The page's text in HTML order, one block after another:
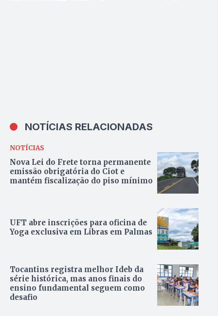
NOTÍCIAS RELACIONADAS
NOTÍCIAS
Nova Lei do Frete torna permanente
emissão obrigatória do Ciot e
mantém fiscalização do piso mínimo
UFT abre inscrições para oficina de
Yoga exclusiva em Libras em Palmas
Tocantins registra melhor Ideb da
série histórica, mas anos finais do
ensino fundamental seguem como
desafio